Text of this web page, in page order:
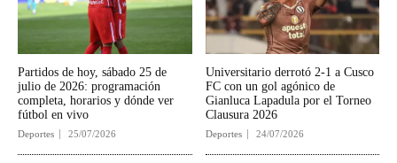
Partidos de hoy, sábado 25 de
julio de 2026: programación
completa, horarios y dónde ver
fútbol en vivo
Deportes 25/07/2026
Universitario derrotó 2-1 a Cusco
FC con un gol agónico de
Gianluca Lapadula por el Torneo
Clausura 2026
Deportes 24/07/2026